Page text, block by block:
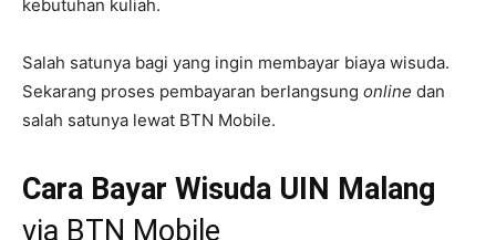
kebutuhan kuliah.
Salah satunya bagi yang ingin membayar biaya wisuda.
Sekarang proses pembayaran berlangsung online dan
salah satunya lewat BTN Mobile.
Cara Bayar Wisuda UIN Malang
via BTN Mobile